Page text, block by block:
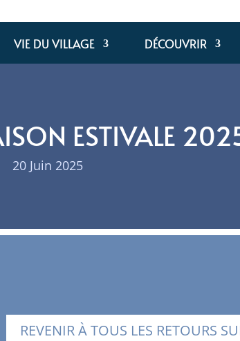
VIE DU VILLAGE DÉCOUVRIR
ESTIVALE
20 Juin 2025
REVENIR À TOUS LES RETOURS